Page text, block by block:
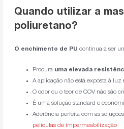
Quando utilizar a
poliuretano?
O enchimento de PU continua a ser
Procura uma elevada
A aplicação não está exposta à luz
O odor ou o teor de COV não são
É uma solução standard e
Aderência perfeita com as
películas de impermeabilização